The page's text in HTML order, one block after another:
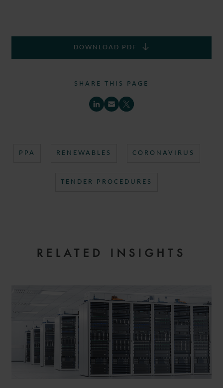
DOWNLOAD PDF
SHARE THIS PAGE
PPA RENEWABLES CORONAVIRUS
TENDER PROCEDURES
RELATED INSIGHTS